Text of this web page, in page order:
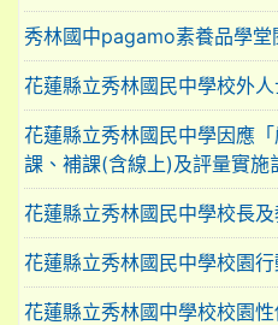
秀林國中pagamo素養品學
花蓮縣立秀林國民中學校外
花蓮縣立秀林國民中學因應
課、補課(含線上)及評量實施
花蓮縣立秀林國民中學校長
花蓮縣立秀林國民中學校園
花蓮縣立秀林國中學校校園